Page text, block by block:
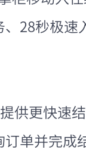
28秒极速
供更快速
单并完成